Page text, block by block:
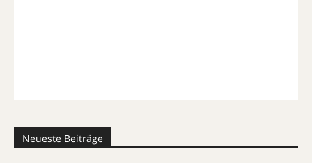
Neueste Beiträge